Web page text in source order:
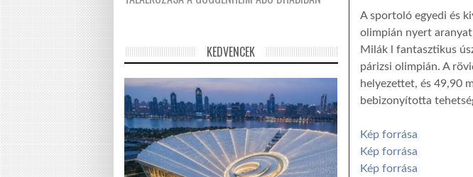
A sportoló egyedi és
olimpián nyert
Milák l fantasztikus
párizsi olimpián. A
helyezettet, és 49,90
bebizonyította
Kép forrása
Kép forrása
Kép forrása
KEDVENCEK